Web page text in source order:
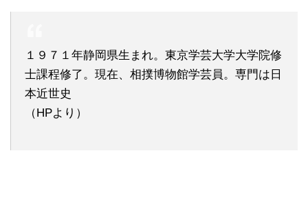
１９７１年静岡県生まれ。東京学芸大学大学院修
士課程修了。現在、相撲博物館学芸員。専門は日
本近世史
（HPより）